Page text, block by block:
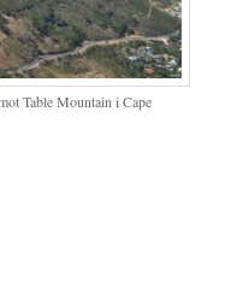
Table Mountain i Cape